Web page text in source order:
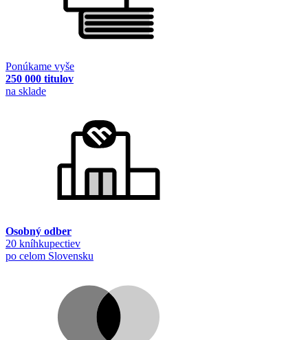
Ponúkame vyše
250 000 titulov
na sklade
Osobný odber
20 kníhkupectiev
po celom Slovensku